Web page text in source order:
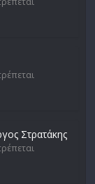
Στρατάκης